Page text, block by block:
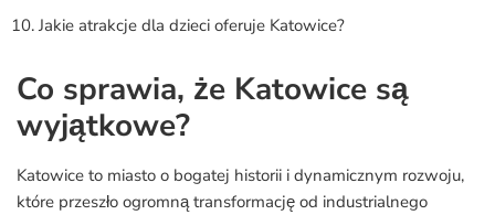
Jakie atrakcje dla dzieci oferuje Katowice?
Co sprawia, że Katowice są
wyjątkowe?
Katowice to miasto o bogatej historii i dynamicznym rozwoju,
które przeszło ogromną transformację od industrialnego